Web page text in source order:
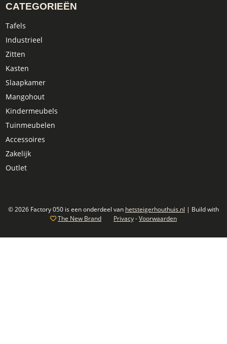
CATEGORIEËN
Tafels
Industrieel
Zitten
Kasten
Slaapkamer
Mangohout
Kindermeubels
Tuinmeubelen
Accessoires
Zakelijk
Outlet
© 2026 Factory 050 is een onderdeel van hetsteigerhouthuis.nl | Build with
The New Brand
Privacy-Voorwaarden